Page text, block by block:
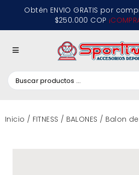
Obtén ENVIO GRATIS por
$250.000 COP
Inicio / FITNESS / BALONES / Balon